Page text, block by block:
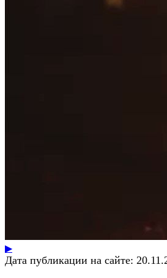
▶
Дата публикации на сайте: